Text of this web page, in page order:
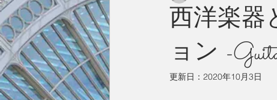
占い 英国／欧
西洋楽器
ョン -
更新日： 2020年10月3日